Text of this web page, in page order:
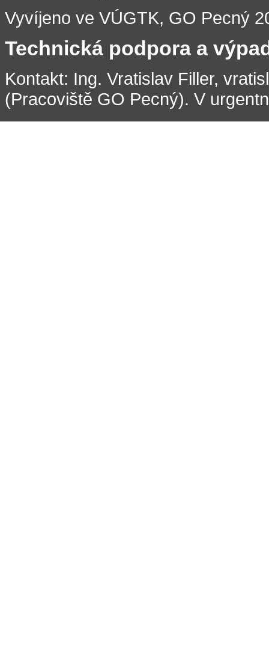
Vyvíjeno ve VÚGTK, GO Pecný
Technická podpora a
Kontakt: Ing. Vratislav Filler,
(Pracoviště GO Pecný). V